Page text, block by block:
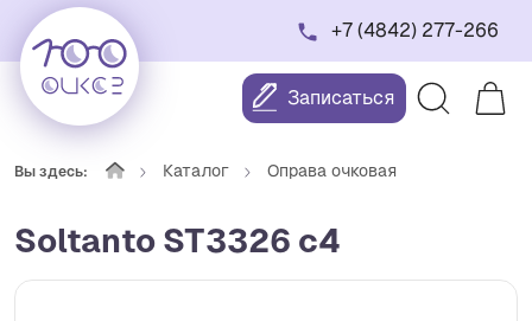
+7 (4842) 277-266
Записаться
Вы здесь: Каталог Оправа очковая
Soltanto ST3326 c4